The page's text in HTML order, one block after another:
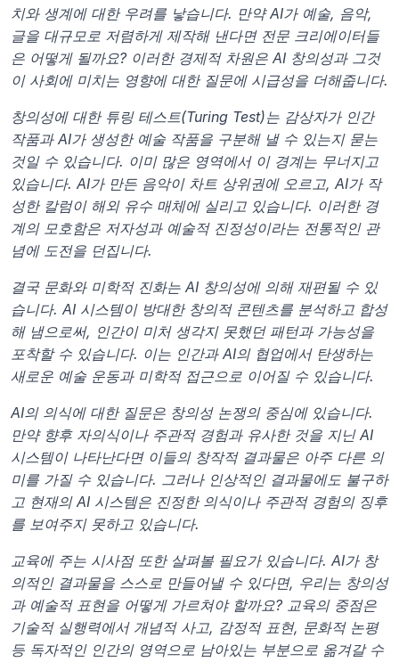
치와 생계에 대한 우려를 낳습니다. 만약 AI가 예술, 음악,
글을 대규모로 저렴하게 제작해 낸다면 전문 크리에이터들
은 어떻게 될까요? 이러한 경제적 차원은 AI 창의성과 그것
이 사회에 미치는 영향에 대한 질문에 시급성을 더해줍니다.
창의성에 대한 튜링 테스트(Turing Test)는 감상자가 인간
작품과 AI가 생성한 예술 작품을 구분해 낼 수 있는지 묻는
것일 수 있습니다. 이미 많은 영역에서 이 경계는 무너지고
있습니다. AI가 만든 음악이 차트 상위권에 오르고, AI가 작
성한 칼럼이 해외 유수 매체에 실리고 있습니다. 이러한 경
계의 모호함은 저자성과 예술적 진정성이라는 전통적인 관
념에 도전을 던집니다.
결국 문화와 미학적 진화는 AI 창의성에 의해 재편될 수 있
습니다. AI 시스템이 방대한 창의적 콘텐츠를 분석하고 합성
해 냄으로써, 인간이 미처 생각지 못했던 패턴과 가능성을
포착할 수 있습니다. 이는 인간과 AI의 협업에서 탄생하는
새로운 예술 운동과 미학적 접근으로 이어질 수 있습니다.
AI의 의식에 대한 질문은 창의성 논쟁의 중심에 있습니다.
만약 향후 자의식이나 주관적 경험과 유사한 것을 지닌 AI
시스템이 나타난다면 이들의 창작적 결과물은 아주 다른 의
미를 가질 수 있습니다. 그러나 인상적인 결과물에도 불구하
고 현재의 AI 시스템은 진정한 의식이나 주관적 경험의 징후
를 보여주지 못하고 있습니다.
교육에 주는 시사점 또한 살펴볼 필요가 있습니다. AI가 창
의적인 결과물을 스스로 만들어낼 수 있다면, 우리는 창의성
과 예술적 표현을 어떻게 가르쳐야 할까요? 교육의 중점은
기술적 실행력에서 개념적 사고, 감정적 표현, 문화적 논평
등 독자적인 인간의 영역으로 남아있는 부분으로 옮겨갈 수